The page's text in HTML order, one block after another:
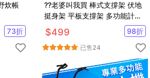
炊帳
73折
??老婆叫我買 棒式支撐架 伏地
挺身架 平板支撐架 多功能計時
平板支撐訓練器 平板撐支架 核
心訓練
$499 98折
已售24